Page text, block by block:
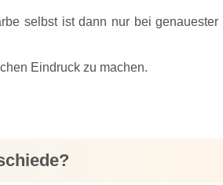
selbst ist dann nur bei genauester
Eindruck zu machen.